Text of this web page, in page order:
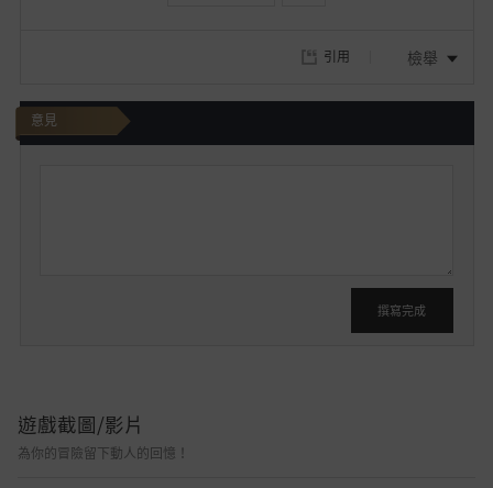
引用 檢舉
意見
撰寫完成
遊戲截圖/影片
為你的冒險留下動人的回憶！